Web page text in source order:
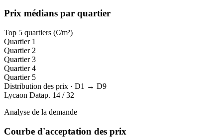
Prix médians par quartier
Top 5 quartiers (€/m²)
Quartier 1
Quartier 2
Quartier 3
Quartier 4
Quartier 5
Distribution des prix · D1 → D9
Lycaon Datap. 14 / 32
Analyse de la demande
Courbe d'acceptation des prix